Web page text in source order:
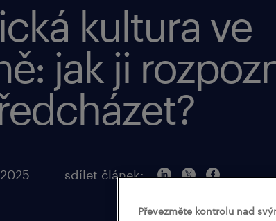
kultura ve
jak ji
sdílet článek:
Převezměte kontrolu nad